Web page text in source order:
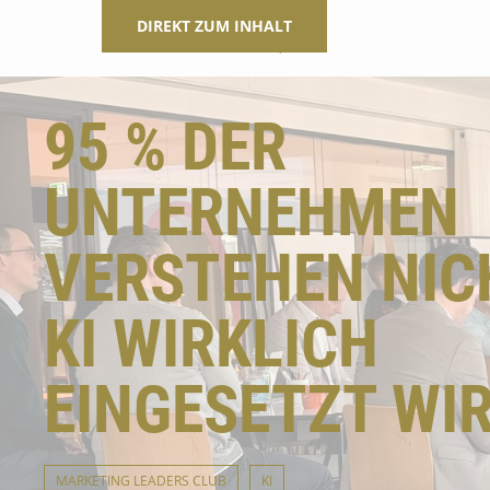
DIREKT ZUM INHALT
95 % DER
UNTERNEHMEN
VERSTEHEN
KI WIRKLICH
EINGESETZT
MARKETING LEADERS CLUB KI